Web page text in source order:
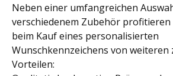
Neben einer umfangreichen
verschiedenem Zubehör
beim Kauf eines personalisierten
Wunschkennzeichens von weiteren
Vorteilen: